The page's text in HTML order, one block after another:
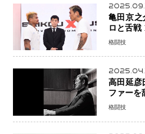
亀田京之
格闘技
高田延彦
ファー
「すでに
格闘技